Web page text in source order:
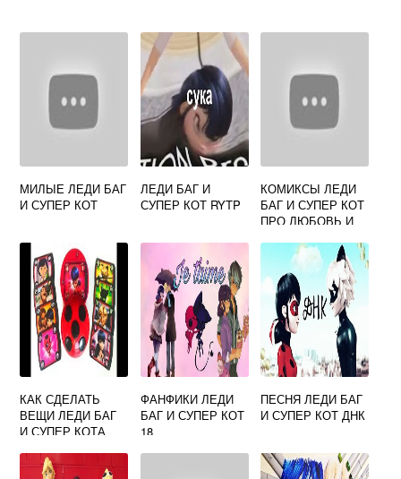
МИЛЫЕ ЛЕДИ БАГ
И СУПЕР КОТ
ЛЕДИ БАГ И
СУПЕР КОТ RYTP
КОМИКСЫ ЛЕДИ
БАГ И СУПЕР КОТ
ПРО ЛЮБОВЬ И
КАК СДЕЛАТЬ
ВЕЩИ ЛЕДИ БАГ
И СУПЕР КОТА
ФАНФИКИ ЛЕДИ
БАГ И СУПЕР КОТ
18
ПЕСНЯ ЛЕДИ БАГ
И СУПЕР КОТ ДНК